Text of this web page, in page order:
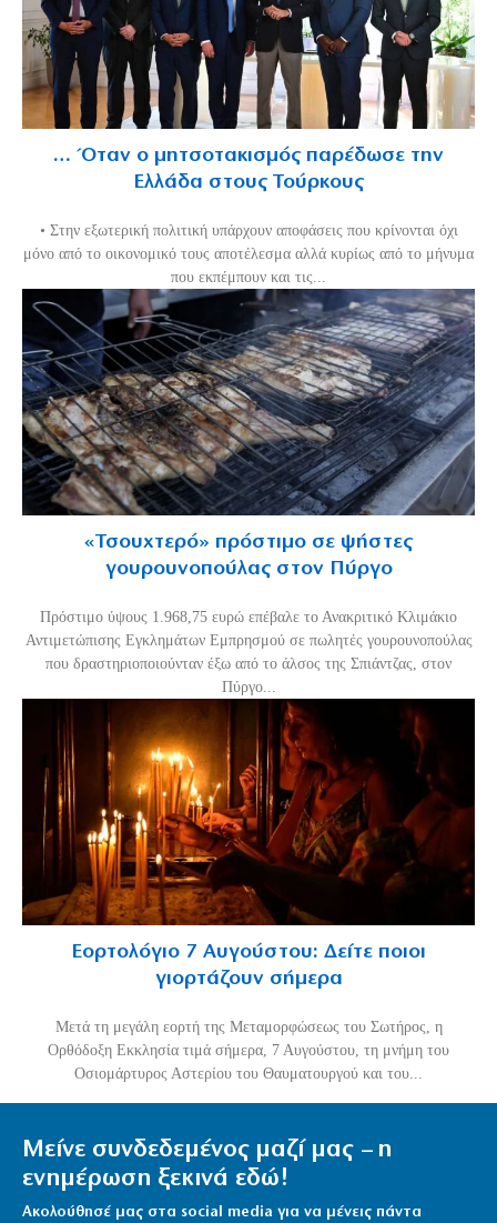
… Όταν ο μητσοτακισμός παρέδωσε την
Ελλάδα στους Τούρκους
• Στην εξωτερική πολιτική υπάρχουν αποφάσεις που κρίνονται όχι
μόνο από το οικονομικό τους αποτέλεσμα αλλά κυρίως από το μήνυμα
που εκπέμπουν και τις...
«Τσουχτερό» πρόστιμο σε ψήστες
γουρουνοπούλας στον Πύργο
Πρόστιμο ύψους 1.968,75 ευρώ επέβαλε το Ανακριτικό Κλιμάκιο
Αντιμετώπισης Εγκλημάτων Εμπρησμού σε πωλητές γουρουνοπούλας
που δραστηριοποιούνταν έξω από το άλσος της Σπιάντζας, στον
Πύργο...
Εορτολόγιο 7 Αυγούστου: Δείτε ποιοι
γιορτάζουν σήμερα
Μετά τη μεγάλη εορτή της Μεταμορφώσεως του Σωτήρος, η
Ορθόδοξη Εκκλησία τιμά σήμερα, 7 Αυγούστου, τη μνήμη του
Οσιομάρτυρος Αστερίου του Θαυματουργού και του...
Μείνε συνδεδεμένος μαζί μας – η
ενημέρωση ξεκινά εδώ!
Ακολούθησέ μας στα social media για να μένεις πάντα